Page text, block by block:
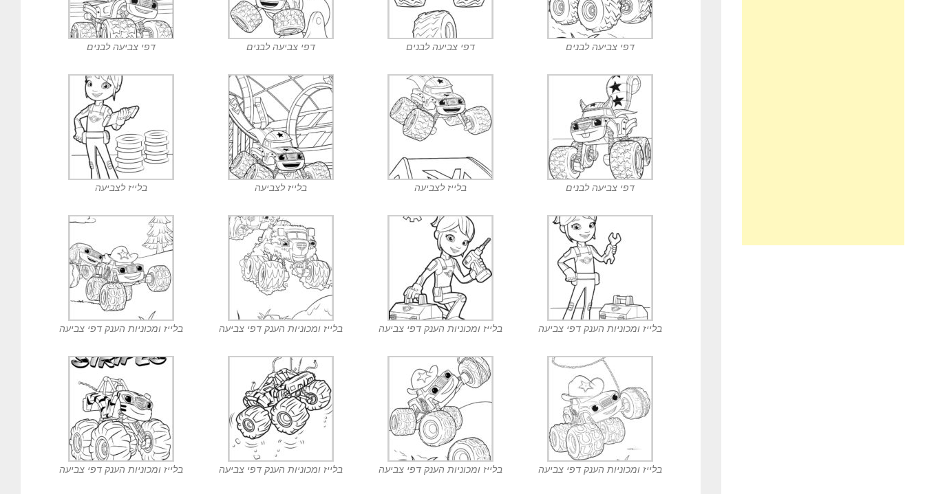
דפי צביעה לבנים דפי צביעה לבנים דפי צביעה לבנים דפי צביעה לבנים
דפי צביעה לבנים בלייז לצביעה בלייז לצביעה בלייז לצביעה
בלייז ומכוניות הענק דפי צביעה בלייז ומכוניות הענק דפי צביעה בלייז ומכוניות הענק דפי צביעה בלייז ומכוניות הענק דפי צביעה
בלייז ומכוניות הענק דפי צביעה בלייז ומכוניות הענק דפי צביעה בלייז ומכוניות הענק דפי צביעה בלייז ומכוניות הענק דפי צביעה